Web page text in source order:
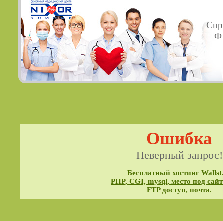
Ошибка
Неверный запрос!
Бесплатный хостинг
PHP, CGI, mysql, место под
FTP доступ, почта.